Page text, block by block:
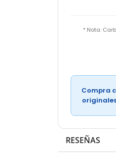
* Nota:
Compra
RESEÑAS